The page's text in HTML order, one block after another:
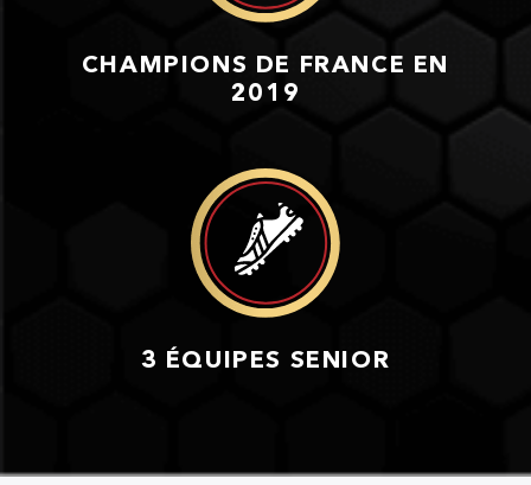
CHAMPIONS DE FRANCE EN
2019
3 ÉQUIPES SENIOR